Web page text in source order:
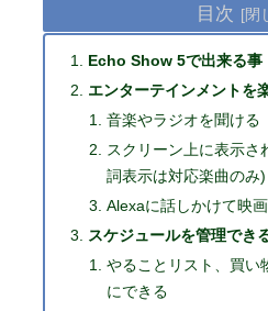
目次
Echo Show 5で出来る事
エンターテインメントを
音楽やラジオを聞ける
スクリーン上に表示
詞表示は対応楽曲のみ)
Alexaに話しかけて映
スケジュールを管理でき
やることリスト、買い
にできる